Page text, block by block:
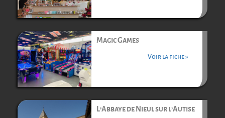
Magic Games
Voir la fiche »
L’Abbaye de Nieul sur l’Autise